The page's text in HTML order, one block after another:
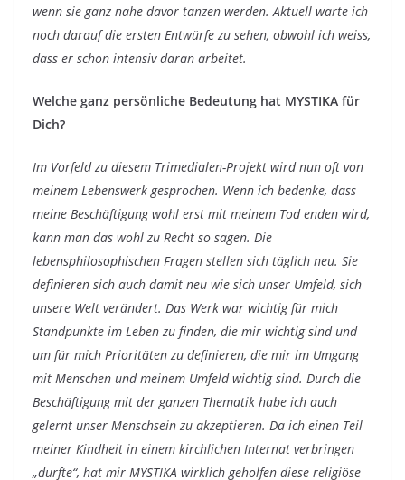
wenn sie ganz nahe davor tanzen werden. Aktuell warte ich
noch darauf die ersten Entwürfe zu sehen, obwohl ich weiss,
dass er schon intensiv daran arbeitet.
Welche ganz persönliche Bedeutung hat MYSTIKA für
Dich?
Im Vorfeld zu diesem Trimedialen-Projekt wird nun oft von
meinem Lebenswerk gesprochen. Wenn ich bedenke, dass
meine Beschäftigung wohl erst mit meinem Tod enden wird,
kann man das wohl zu Recht so sagen. Die
lebensphilosophischen Fragen stellen sich täglich neu. Sie
definieren sich auch damit neu wie sich unser Umfeld, sich
unsere Welt verändert. Das Werk war wichtig für mich
Standpunkte im Leben zu finden, die mir wichtig sind und
um für mich Prioritäten zu definieren, die mir im Umgang
mit Menschen und meinem Umfeld wichtig sind. Durch die
Beschäftigung mit der ganzen Thematik habe ich auch
gelernt unser Menschsein zu akzeptieren. Da ich einen Teil
meiner Kindheit in einem kirchlichen Internat verbringen
„durfte“, hat mir MYSTIKA wirklich geholfen diese religiöse